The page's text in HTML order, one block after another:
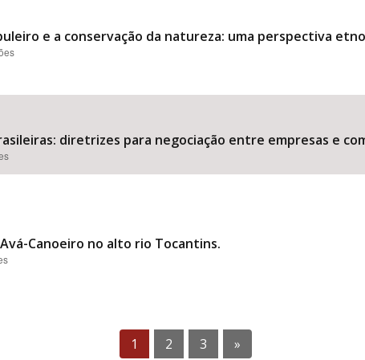
e a conservação da natureza: uma perspectiva
diretrizes para negociação entre empresas e
Canoeiro no alto rio Tocantins.
1 2 3 »